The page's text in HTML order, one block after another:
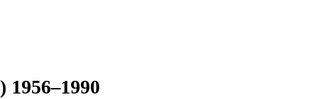
) 1956–1990